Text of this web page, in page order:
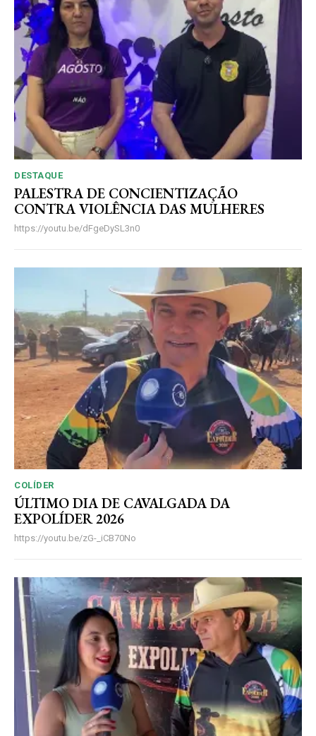
DESTAQUE
PALESTRA DE CONCIENTIZAÇÃO
CONTRA VIOLÊNCIA DAS MULHERES
https://youtu.be/dFgeDySL3n0
COLÍDER
ÚLTIMO DIA DE CAVALGADA DA
EXPOLÍDER 2026
https://youtu.be/zG-_iCB70No